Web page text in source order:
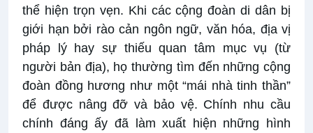
thể hiện trọn vẹn. Khi các cộng đoàn di dân bị
giới hạn bởi rào cản ngôn ngữ, văn hóa, địa vị
pháp lý hay sự thiếu quan tâm mục vụ (từ
người bản địa), họ thường tìm đến những cộng
đoàn đồng hương như một “mái nhà tinh thần”
để được nâng đỡ và bảo vệ. Chính nhu cầu
chính đáng ấy đã làm xuất hiện những hình